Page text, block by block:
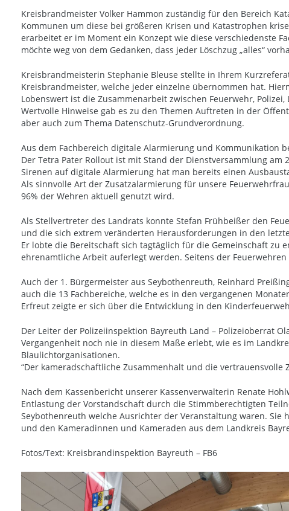
Kreisbrandmeister Volker Hammon zuständig für den Bereich
Kommunen um diese bei größeren Krisen und Katastrophen
erarbeitet er im Moment ein Konzept wie diese verschiedenste
möchte weg von dem Gedanken, dass jeder Löschzug „alles“
Kreisbrandmeisterin Stephanie Bleuse stellte in Ihrem
Kreisbrandmeister, welche jeder einzelne übernommen hat.
Lobenswert ist die Zusammenarbeit zwischen Feuerwehr,
Wertvolle Hinweise gab es zu den Themen Auftreten in der
aber auch zum Thema Datenschutz-Grundverordnung.
Aus dem Fachbereich digitale Alarmierung und Kommunikation
Der Tetra Pater Rollout ist mit Stand der Dienstversammlung
Sirenen auf digitale Alarmierung hat man bereits einen
Als sinnvolle Art der Zusatzalarmierung für unsere
96% der Wehren aktuell genutzt wird.
Als Stellvertreter des Landrats konnte Stefan Frühbeißer den
und die sich extrem veränderten Herausforderungen in den
Er lobte die Bereitschaft sich tagtäglich für die Gemeinschaft zu
ehrenamtliche Arbeit auferlegt werden. Seitens der
Auch der 1. Bürgermeister aus Seybothenreuth, Reinhard
auch die 13 Fachbereiche, welche es in den vergangenen
Erfreut zeigte er sich über die Entwicklung in den
Der Leiter der Polizeiinspektion Bayreuth Land – Polizeioberrat
Vergangenheit noch nie in diesem Maße erlebt, wie es im
Blaulichtorganisationen.
“Der kameradschaftliche Zusammenhalt und die
Nach dem Kassenbericht unserer Kassenverwalterin Renate
Entlastung der Vorstandschaft durch die Stimmberechtigten
Seybothenreuth welche Ausrichter der Veranstaltung waren.
und den Kameradinnen und Kameraden aus dem Landkreis
Fotos/Text: Kreisbrandinspektion Bayreuth – FB6